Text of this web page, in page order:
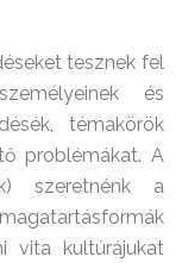
tesznek fel
és
témakörök
problémákat. A
szeretnénk a
vita kultúrájukat